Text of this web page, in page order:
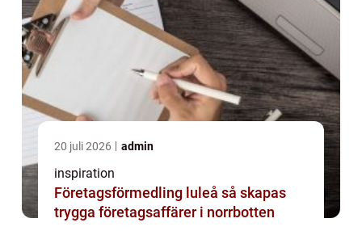
20 juli 2026 admin
inspiration
Företagsförmedling luleå så skapas
trygga företagsaffärer i norrbotten